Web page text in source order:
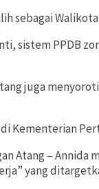
sebagai
sistem PPDB
juga
Kementerian
Atang –
yang